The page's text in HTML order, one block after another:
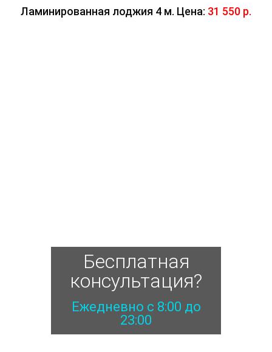
Ламинированная лоджия 4 м. Цена: 31 550 р.
Бесплатная
консультация?
Ежедневно с 8:00 до
23:00